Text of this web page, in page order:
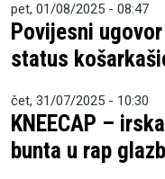
pet, 01/08/2025 - 08:47
Povijesni
status
čet, 31/07/2025 - 10:30
KNEECAP –
bunta u rap